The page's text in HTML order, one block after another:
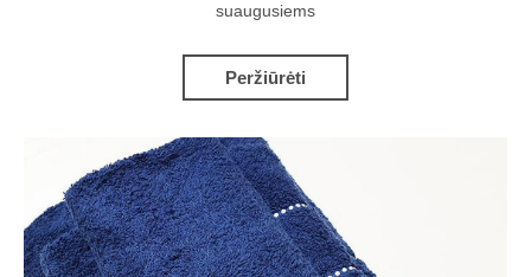
suaugusiems
Peržiūrėti